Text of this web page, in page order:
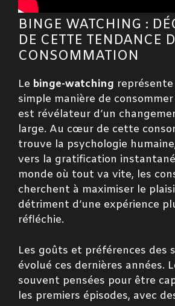
BINGE WATCHING :
DE CETTE TENDANCE
CONSOMMATION
Le binge-watching représente
simple manière de
est révélateur d’un
large. Au cœur de cette
trouve la psychologie
vers la gratification
monde où tout va vite, les
cherchent à maximiser le
détriment d’une expérience
réfléchie.
Les goûts et préférences des
évolué ces dernières années.
souvent pensées pour être
les premiers épisodes, avec